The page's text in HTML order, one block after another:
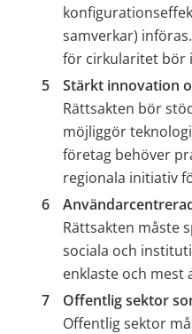
samverkar)
för cirkularitet bör
Stärkt innovation
Rättsakten bör
möjliggör
företag behöver
regionala initiativ
Rättsakten måste
sociala och
enklaste och mest
Offentlig sektor
Offentlig sektor